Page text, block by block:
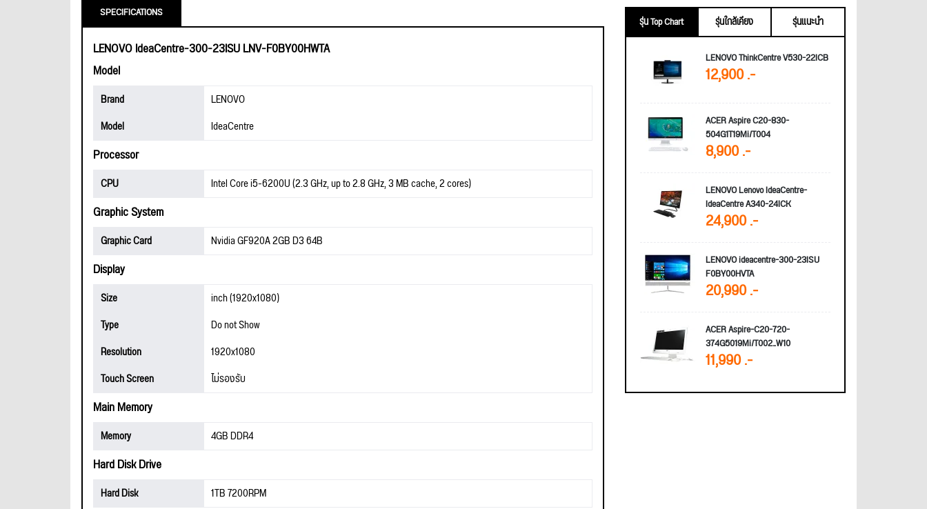
SPECIFICATIONS
LENOVO IdeaCentre-300-23ISU LNV-F0BY00HWTA
Model
Brand
LENOVO
Model
IdeaCentre
Processor
CPU Intel Core i5-6200U (2.3 GHz, up to 2.8 GHz, 3 MB cache, 2 cores)
Graphic System
Graphic Card Nvidia GF920A 2GB D3 64B
Display
Size
inch (1920x1080)
Type
Do not Show
Resolution
1920x1080
Touch Screen
ไม่รองรับ
Main Memory
Memory 4GB DDR4
Hard Disk Drive
Hard Disk 1TB 7200RPM
รุ่น Top Chart รุ่นใกล้เคียง
รุ่นแนะนำ
LENOVO ThinkCentre V530-22ICB
12,900 .-
ACER Aspire C20-830-
504G1T19Mi/T004
8,900 .-
LENOVO Lenovo IdeaCentre-
IdeaCentre A340-24ICK
24,900 .-
LENOVO ideacentre-300-23ISU
F0BY00HVTA
20,990 .-
ACER Aspire-C20-720-
374G5019Mi/T002_W10
11,990 .-